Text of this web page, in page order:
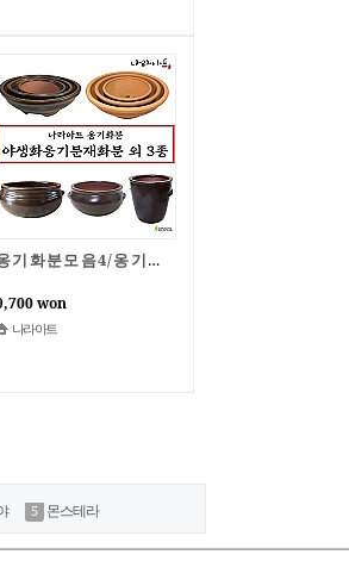
옹기화분모음4/옹기화분/옹기/화분/수반/야생화/다육이/국산/모음/나라아트
won
나라아트
몬스테라